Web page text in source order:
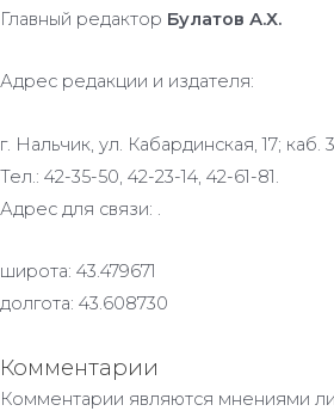
Главный редактор Булатов А.Х.
Адрес редакции и издателя:
г. Нальчик, ул. Кабардинская, 17; каб.
Тел.: 42-35-50, 42-23-14, 42-61-81.
Адрес для связи: .
широта: 43.479671
долгота: 43.608730
Комментарии
Комментарии являются мнениями